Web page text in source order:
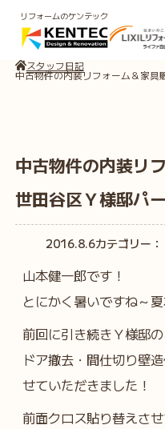
リフォームのケンテック
スタッフ日記
中古物件の内装リフォーム＆家具
中古物件の内装リ
世田谷区Ｙ様邸パ
2016.8.6カテゴリー：
山本健一郎です！
とにかく暑いですね～夏
前回に引き続きＹ様邸
ドア撤去・間仕切り壁
せていただきました！
前面クロス貼り替えさ